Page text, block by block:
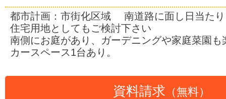
都市計画：市街化区域 南道路に面し日当たり
住宅用地としてもご検討下さい
南側にお庭があり、ガーデニングや家庭菜園も
カースペース1台あり。
資料請求 （無料）